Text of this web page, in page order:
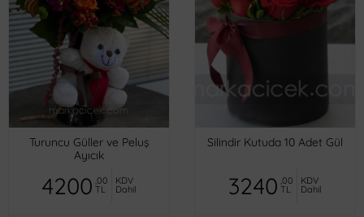
Turuncu Güller ve Peluş
Ayıcık
4200 ,00
TL
KDV
Dahil
Silindir Kutuda 10 Adet Gül
3240 ,00
TL
KDV
Dahil